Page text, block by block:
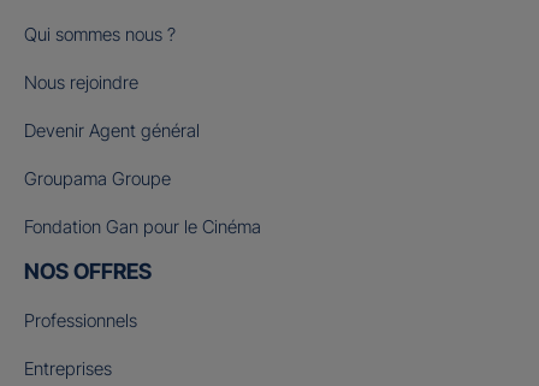
Qui sommes nous ?
Nous rejoindre
Devenir Agent général
Groupama Groupe
Fondation Gan pour le Cinéma
NOS OFFRES
Professionnels
Entreprises